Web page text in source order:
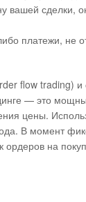
вашей сделки,
платежи, не
flow trading)
— это
цены.
В момент
ордеров на